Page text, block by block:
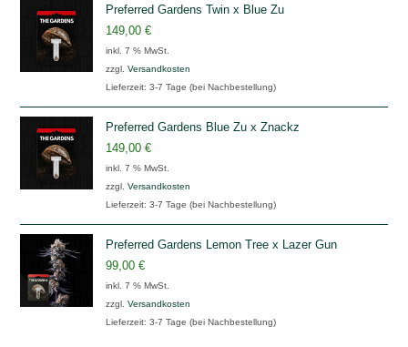
Preferred Gardens Twin x Blue Zu
149,00€
inkl. 7 % MwSt.
zzgl.Versandkosten
Lieferzeit:3-7 Tage (bei Nachbestellung)
Preferred Gardens Blue Zu x Znackz
149,00€
inkl. 7 % MwSt.
zzgl.Versandkosten
Lieferzeit:3-7 Tage (bei Nachbestellung)
Preferred Gardens Lemon Tree x Lazer Gun
99,00€
inkl. 7 % MwSt.
zzgl.Versandkosten
Lieferzeit:3-7 Tage (bei Nachbestellung)